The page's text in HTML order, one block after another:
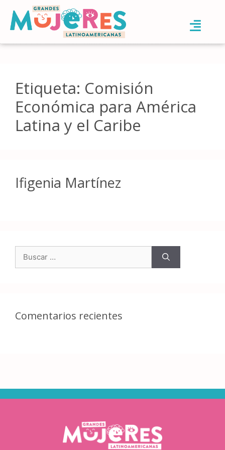
Etiqueta: Comisión
Económica para América
Latina y el Caribe
Ifigenia Martínez
Comentarios recientes